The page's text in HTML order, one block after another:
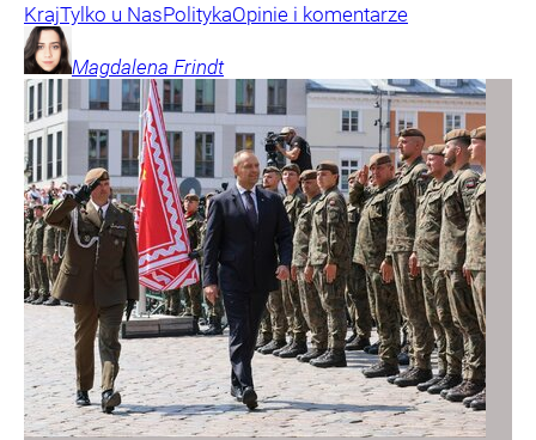
KrajTylko u NasPolitykaOpinie i komentarze
Magdalena Frindt